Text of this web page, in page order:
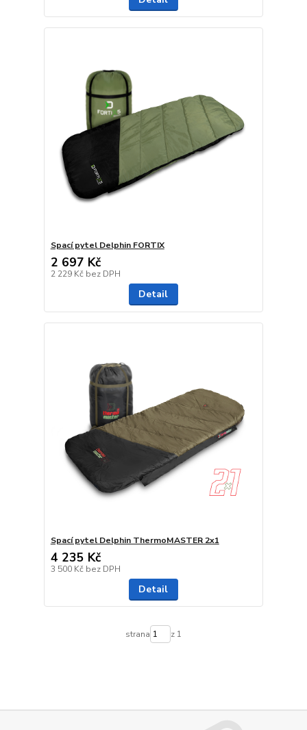
Spací pytel Delphin FORTIX
2 697 Kč
2 229 Kč bez DPH
Detail
Spací pytel Delphin ThermoMASTER 2x1
4 235 Kč
3 500 Kč bez DPH
Detail
strana z 1